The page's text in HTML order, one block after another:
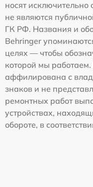
носят
не являются
ГК РФ. Названия и
Behringer
целях — чтобы
которой мы
аффилирована с
знаков и не
ремонтных работ
устройствах,
обороте, в